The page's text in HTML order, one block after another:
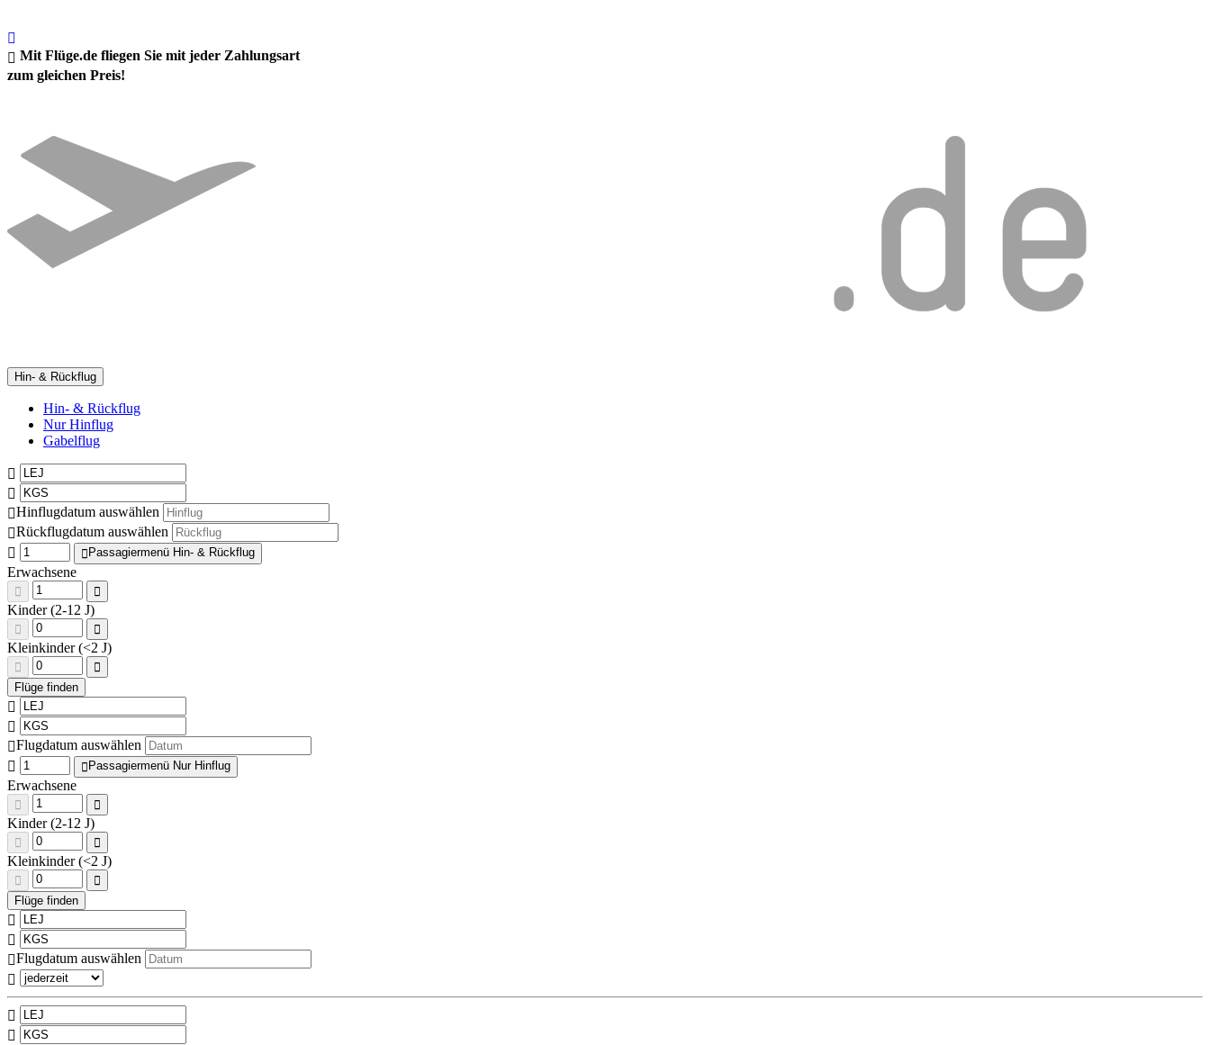
Mit Flüge.de fliegen Sie mit jeder Zahlungsart
zum gleichen Preis!
Hin- & Rückflug
Hin- & Rückflug
Nur Hinflug
Gabelflug
Hinflugdatum auswählen
Rückflugdatum auswählen
Passagiermenü Hin- & Rückflug
Erwachsene
Kinder (2-12 J)
Kleinkinder (<2 J)
Flugdatum auswählen
Passagiermenü Nur Hinflug
Erwachsene
Kinder (2-12 J)
Kleinkinder (<2 J)
Flugdatum auswählen